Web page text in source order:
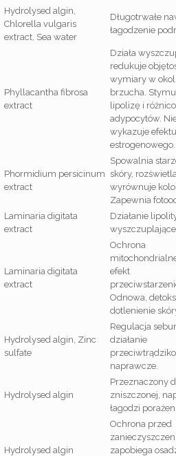
Hydrolysed algin,
Chlorella vulgaris
extract, Sea water
Długotrwałe
łagodzenie
Phyllacantha fibrosa
extract
Działa
redukuje
wymiary w
brzucha.
lipolizę i
adypocytów.
wykazuje efektu
estrogenowego.
Phormidium persicinum
extract
Spowalnia
skóry,
wyrównuje
Zapewnia
Laminaria digitata
extract
Działanie
Laminaria digitata
extract
Ochrona
efekt
Odnowa,
dotlenienie
Hydrolysed algin, Zinc
sulfate
Regulacja
działanie
naprawcze.
Hydrolysed algin
Przeznaczony
zniszczonej,
łagodzi
Hydrolysed algin
Ochrona przed
zapobiega